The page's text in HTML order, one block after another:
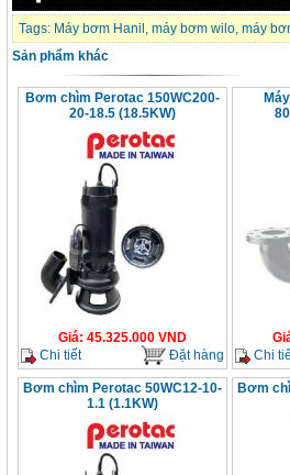
Tags: Máy bơm Hanil , máy bơm wilo, máy
Sản phẩm khác
Bơm chìm Perotac 150WC200-
20-18.5 (18.5KW)
Giá: 45.325.000 VND
Chi tiết
Đặt hàng
Chi
Bơm chìm Perotac 50WC12-10-
1.1 (1.1KW)
Bơm